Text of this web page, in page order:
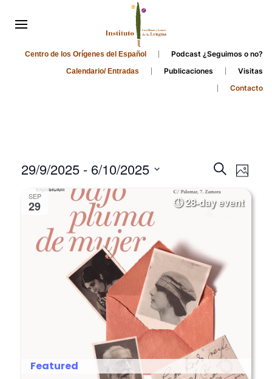
Centro de los Orígenes del Español Podcast ¿Seguimos o no?
Calendario/ Entradas Publicaciones
Visitas
Contacto
Events
and
SearchPhoto
29/9/2025 - 6/10/2025
Select
date.
SEP
29 28-day event
Featured